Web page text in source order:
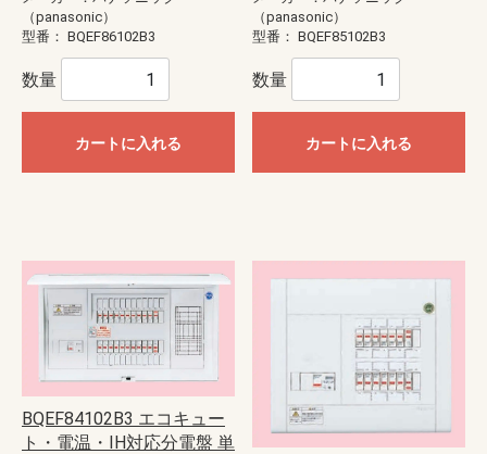
（panasonic）
型番： BQEF86102B3
数量
カートに入れる
（panasonic）
型番： BQEF85102B3
数量
カートに入れる
BQEF84102B3 エコキュー
ト・電温・IH対応分電盤 単